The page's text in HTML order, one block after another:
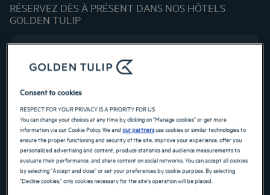
RÉSERVEZ DÈS À PRÉSENT DANS NOS HÔTELS
GOLDEN TULIP
Navigate forward to interact with the calendar and select a date. Press the
Navigate backward to interact with the
RECHERCHER
Ajouter un code
Consent to cookies
RESPECT FOR YOUR PRIVACY IS A PRIORITY FOR US
You can change your choices at any time by clicking on "Manage cookies" or get more
information via our Cookie Policy. We andour partnersuse cookies or similar technologies to
ensure the proper functioning and security of the site, improve your experience, offer you
personalized advertising and content, produce statistics and audience measurements to
evaluate their performance, and share content on social networks. You can accept all cookies
by selecting "Accept and close" or set your preferences by cookie purpose. By selecting
"Decline cookies," only cookies necessary for the site's operation will be placed.